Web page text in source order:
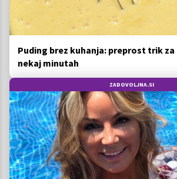
Puding brez kuhanja: preprost trik
nekaj minutah
ZADOVOLJNA.SI